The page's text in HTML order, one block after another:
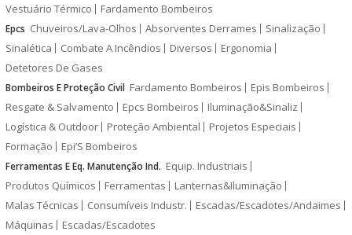
Vestuário Térmico
Fardamento Bombeiros
Epcs Chuveiros/Lava-Olhos Absorventes Derrames
Sinalização
Sinalética
Combate A Incêndios Diversos
Ergonomia
Detetores De Gases
Bombeiros E Proteção Civil Fardamento Bombeiros
Epis Bombeiros
Resgate & Salvamento
Epcs Bombeiros
Iluminação&Sinaliz
Logística & Outdoor
Proteção Ambiental
Projetos Especiais
Formação
Epi’S Bombeiros
Ferramentas E Eq. Manutenção Ind. Equip. Industriais
Produtos Químicos
Ferramentas
Lanternas&Iluminação
Malas Técnicas
Consumíveis Industr.
Escadas/Escadotes/Andaimes
Máquinas
Escadas/Escadotes